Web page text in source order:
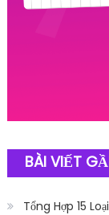
BÀI VIẾT
Tổng Hợp 15